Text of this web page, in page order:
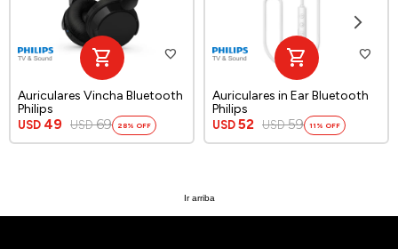
Auriculares Vincha Bluetooth
Philips
USD 49 USD 69 28
Auriculares in Ear Bluetooth
Philips
USD 52 USD 59 11
Ir arriba